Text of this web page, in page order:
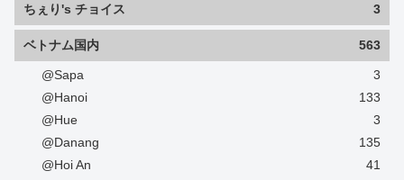
ちぇり's チョイス 3
ベトナム国内 563
@Sapa
3
@Hanoi
133
@Hue
3
@Danang
135
@Hoi An
41